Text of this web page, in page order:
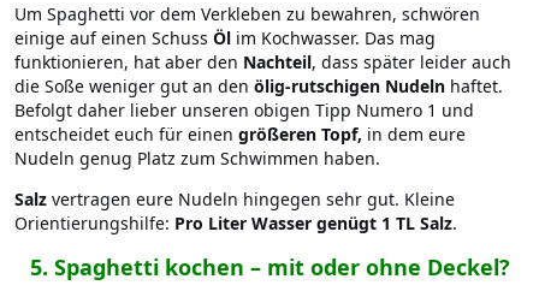
Um Spaghetti vor dem Verkleben zu bewahren, schwören
einige auf einen Schuss Öl im Kochwasser. Das mag
funktionieren, hat aber den Nachteil, dass später leider auch
die Soße weniger gut an den ölig-rutschigen Nudeln haftet.
Befolgt daher lieber unseren obigen Tipp Numero 1 und
entscheidet euch für einen größeren Topf, in dem eure
Nudeln genug Platz zum Schwimmen haben.
Salz vertragen eure Nudeln hingegen sehr gut. Kleine
Orientierungshilfe: Pro Liter Wasser genügt 1 TL Salz.
5. Spaghetti kochen – mit oder ohne Deckel?